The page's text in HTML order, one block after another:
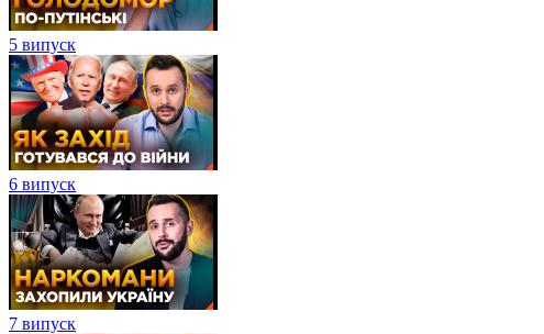
5 випуск
6 випуск
7 випуск